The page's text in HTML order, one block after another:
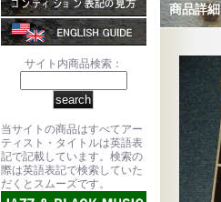
サイト内商品検索：
当サイトの商品はすべてアー
ティスト・タイトルは英語表
記で記載しています。検索の
際は英語表記で検索していた
だくとスムーズです。
商品詳細